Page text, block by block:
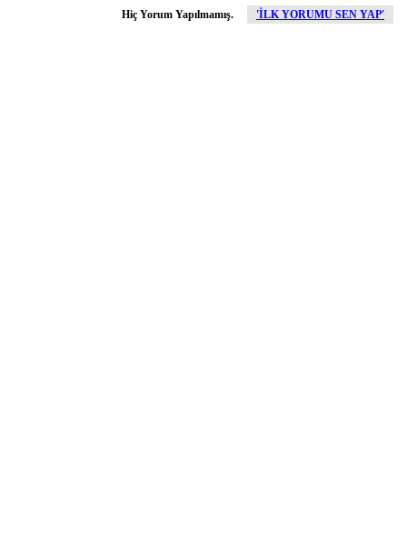
Hiç Yorum Yapılmamış. 'İLK YORUMU SEN YAP'